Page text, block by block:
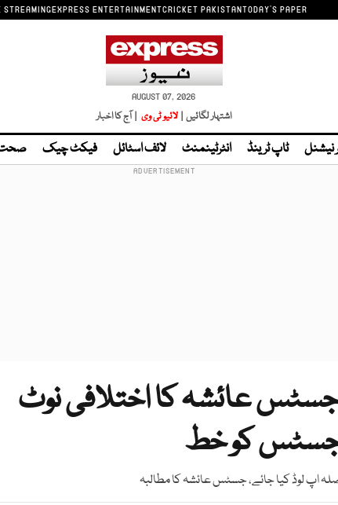
STREAMINGEXPRESS ENTERTAINMENTCRICKET PAKISTANTODAY'S PAPER
AUGUST 07, 2026
اشتہار لگائیں | لائیو ٹی وی | آج کا اخبار
نیشنل ٹاپ ٹرینڈ انٹرٹینمنٹ لائف اسٹائل فیکٹ چیک
عائشہ کا اختلافی نوٹ
جسٹس کو خط
اپ لوڈ کیا جائے، جسٹس عائشہ کا مطالبہ